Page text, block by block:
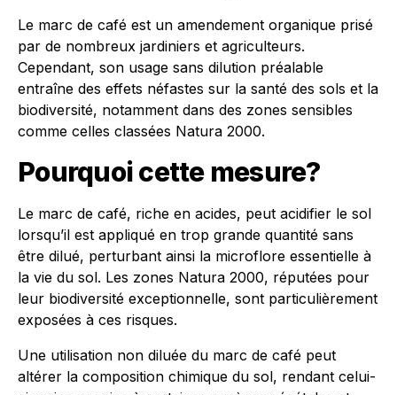
Le marc de café est un amendement organique prisé
par de nombreux jardiniers et agriculteurs.
Cependant, son usage sans dilution préalable
entraîne des effets néfastes sur la santé des sols et la
biodiversité, notamment dans des zones sensibles
comme celles classées Natura 2000.
Pourquoi cette mesure?
Le marc de café, riche en acides, peut acidifier le sol
lorsqu’il est appliqué en trop grande quantité sans
être dilué, perturbant ainsi la microflore essentielle à
la vie du sol. Les zones Natura 2000, réputées pour
leur biodiversité exceptionnelle, sont particulièrement
exposées à ces risques.
Une utilisation non diluée du marc de café peut
altérer la composition chimique du sol, rendant celui-